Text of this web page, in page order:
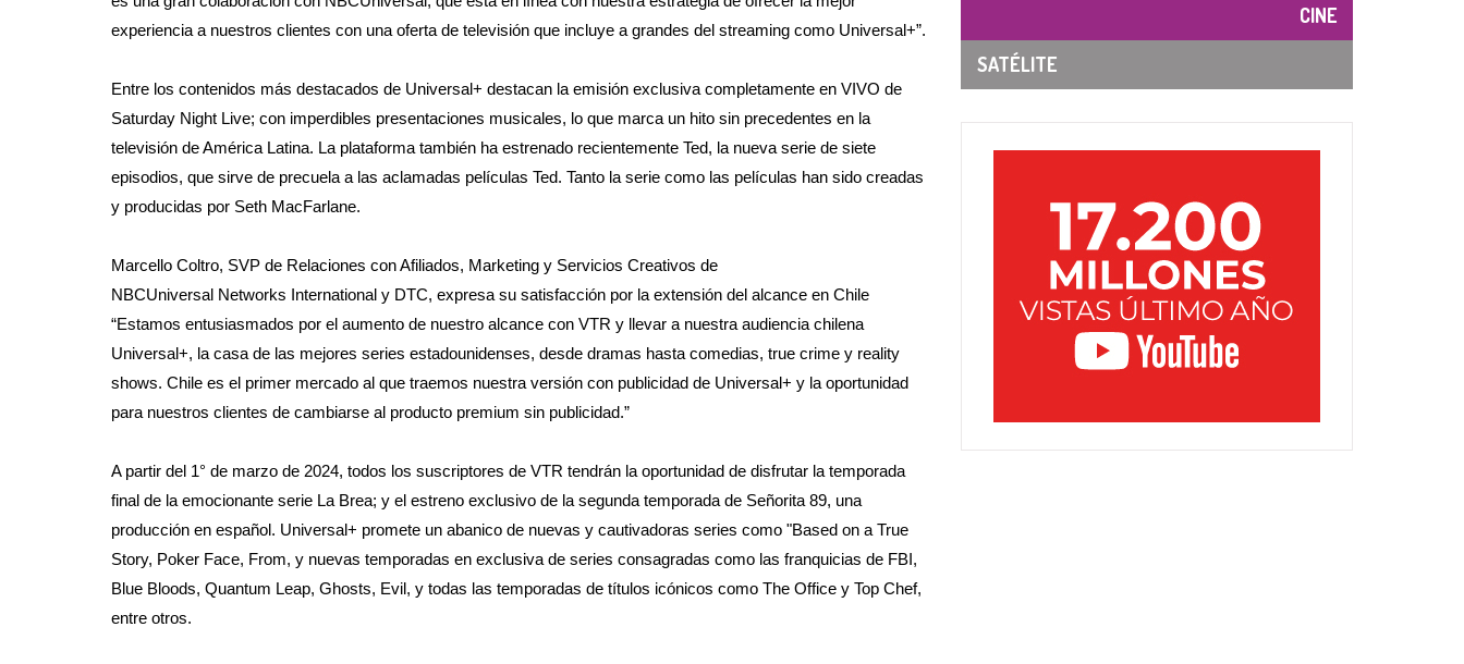
experiencia a nuestros clientes con una oferta de televisión que incluye a grandes del streaming como Universal+”.
Entre los contenidos más destacados de Universal+ destacan la emisión exclusiva completamente en VIVO de
Saturday Night Live; con imperdibles presentaciones musicales, lo que marca un hito sin precedentes en la
televisión de América Latina. La plataforma también ha estrenado recientemente Ted, la nueva serie de siete
episodios, que sirve de precuela a las aclamadas películas Ted. Tanto la serie como las películas han sido creadas
y producidas por Seth MacFarlane.
Marcello Coltro, SVP de Relaciones con Afiliados, Marketing y Servicios Creativos de
NBCUniversal Networks International y DTC, expresa su satisfacción por la extensión del alcance en Chile
“Estamos entusiasmados por el aumento de nuestro alcance con VTR y llevar a nuestra audiencia chilena
Universal+, la casa de las mejores series estadounidenses, desde dramas hasta comedias, true crime y reality
shows. Chile es el primer mercado al que traemos nuestra versión con publicidad de Universal+ y la oportunidad
para nuestros clientes de cambiarse al producto premium sin publicidad.”
A partir del 1° de marzo de 2024, todos los suscriptores de VTR tendrán la oportunidad de disfrutar la temporada
final de la emocionante serie La Brea; y el estreno exclusivo de la segunda temporada de Señorita 89, una
producción en español. Universal+ promete un abanico de nuevas y cautivadoras series como "Based on a True
Story, Poker Face, From, y nuevas temporadas en exclusiva de series consagradas como las franquicias de FBI,
Blue Bloods, Quantum Leap, Ghosts, Evil, y todas las temporadas de títulos icónicos como The Office y Top Chef,
entre otros.
CINE
SATÉLITE